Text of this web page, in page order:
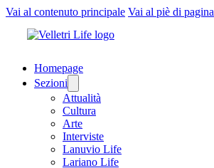
Vai al contenuto principale Vai al piè di pagina
Homepage
Sezioni
Attualità
Cultura
Arte
Interviste
Lanuvio Life
Lariano Life